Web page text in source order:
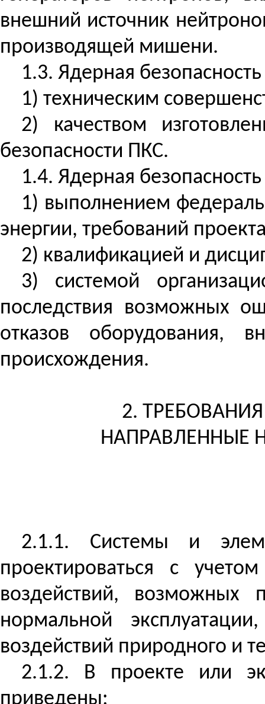
внешний источник
производящей мишени.
1.3. Ядерная
1) техническим
2) качеством
безопасности ПКС.
1.4. Ядерная
1) выполнением
энергии, требований
2) квалификацией и
3) системой
последствия возможных
отказов оборудования,
происхождения.
2.
НАПРАВЛЕННЫЕ
2.1.1. Системы и
проектироваться с
воздействий, возможных
нормальной
воздействий природного и
2.1.2. В проекте или
приведены: